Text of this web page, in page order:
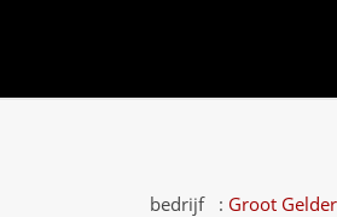
bedrijf : Groot